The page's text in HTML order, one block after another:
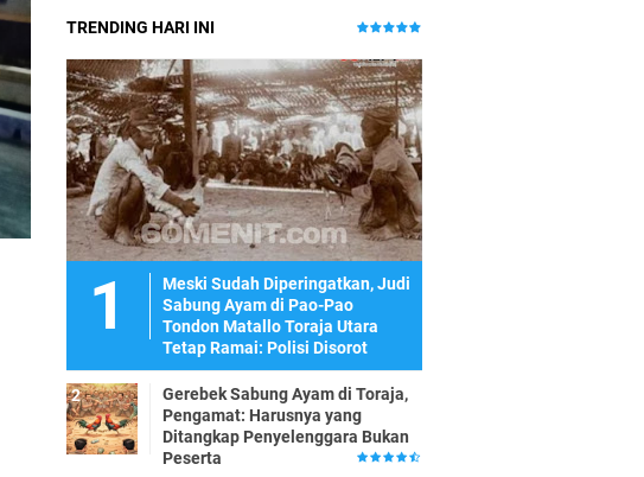
TRENDING HARI INI
Meski Sudah Diperingatkan, Judi
Sabung Ayam di Pao-Pao
Tondon Matallo Toraja Utara
Tetap Ramai: Polisi Disorot
Gerebek Sabung Ayam di Toraja,
Pengamat: Harusnya yang
Ditangkap Penyelenggara Bukan
Peserta